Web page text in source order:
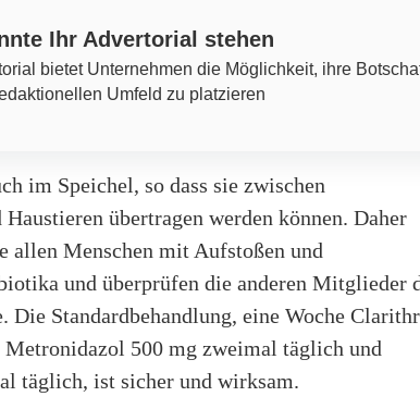
Ihr Advertorial stehen
bietet Unternehmen die Möglichkeit, ihre
Umfeld zu platzieren
im Speichel, so dass sie zwischen
übertragen werden können. Daher
allen Menschen mit Aufstoßen und
und überprüfen die anderen Mitglieder
Die Standardbehandlung, eine Woche
500 mg zweimal täglich und
täglich, ist sicher und wirksam.